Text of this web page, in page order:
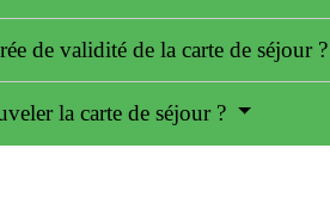
de validité de la carte de séjour ?
la carte de séjour ?